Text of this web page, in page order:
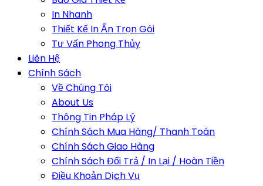
In Nhanh
Thiết Kế In Ấn Trọn Gói
Tư Vấn Phong Thủy
Liên Hệ
Chính Sách
Về Chúng Tôi
About Us
Thông Tin Pháp Lý
Chính Sách Mua Hàng/ Thanh Toán
Chính Sách Giao Hàng
Chính Sách Đổi Trả / In Lại / Hoàn Tiền
Điều Khoản Dịch Vụ